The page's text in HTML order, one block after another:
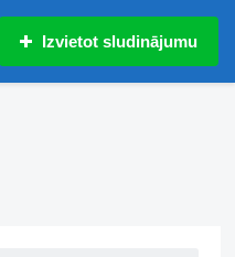
Izvietot sludinājumu